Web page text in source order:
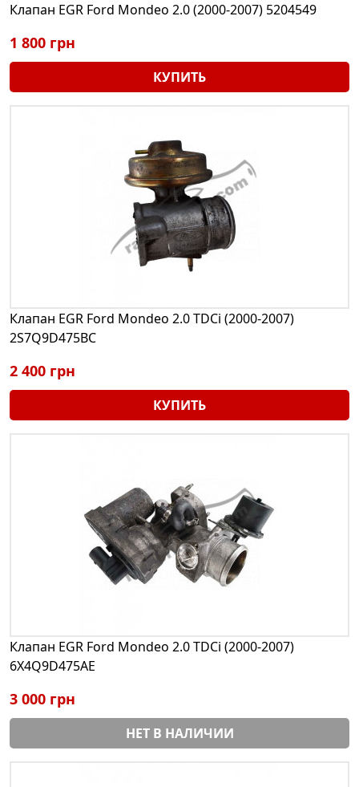
Клапан EGR Ford Mondeo 2.0 (2000-2007) 5204549
1 800 грн
КУПИТЬ
Клапан EGR Ford Mondeo 2.0 TDCi (2000-2007)
2S7Q9D475BC
2 400 грн
КУПИТЬ
Клапан EGR Ford Mondeo 2.0 TDCi (2000-2007)
6X4Q9D475AE
3 000 грн
НЕТ В НАЛИЧИИ